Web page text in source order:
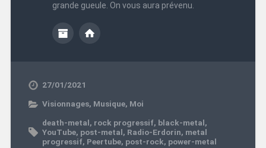
grande gueule. On vous aura prévenu.
27/01/2021
Visionnages, Musique, Moi
death-metal, rock progressif, black-metal,
YouTube, post-metal, Radio-Erdorin, metal
progressif, Peertube, post-rock, power-metal